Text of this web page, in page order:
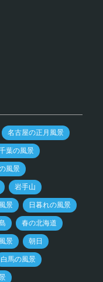
名古屋の正月風景
葉の風景
風景
岩手山
景 日暮れの風景
春の北海道
景 朝日
白馬の風景